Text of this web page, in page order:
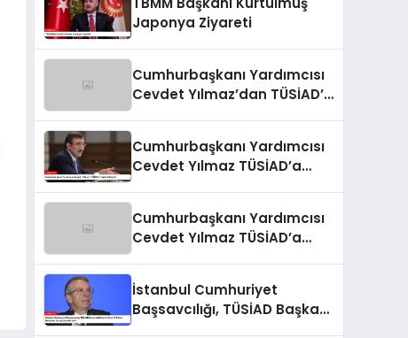
Japonya Ziyareti
Cumhurbaşkanı Yardımcısı
Cevdet Yılmaz’dan TÜSİAD’a
Cumhurbaşkanı Yardımcısı
Cevdet Yılmaz TÜSİAD’a
Cumhurbaşkanı Yardımcısı
Cevdet Yılmaz TÜSİAD’a
İstanbul Cumhuriyet
Başsavcılığı, TÜSİAD Başkanı